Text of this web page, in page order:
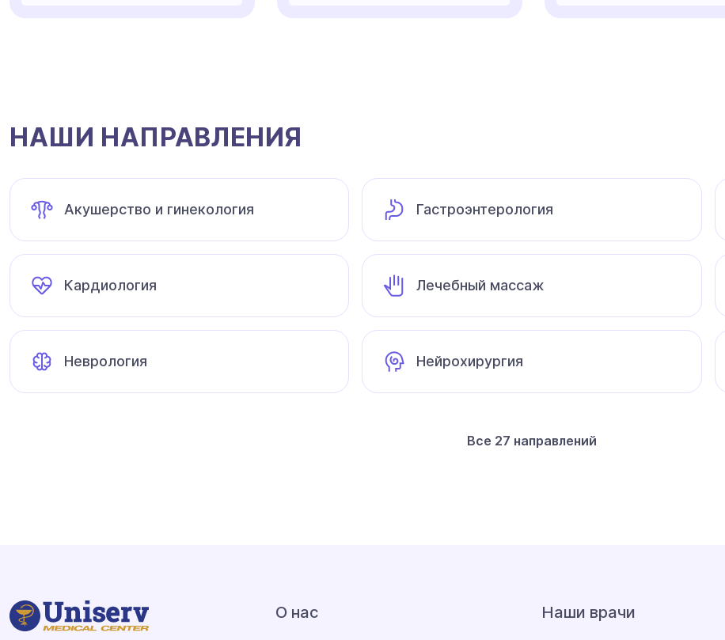
НАШИ НАПРАВЛЕНИЯ
Акушерство и гинекология Гастроэнтерология
Кардиология Лечебный массаж
Неврология Нейрохирургия
Все 27 направлений
О нас Наши врачи